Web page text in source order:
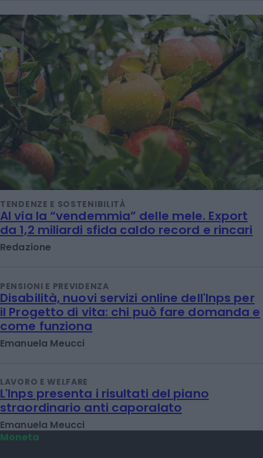
TENDENZE E SOSTENIBILITÀ
Al via la “vendemmia” delle mele. Export
da 1,2 miliardi sfida caldo record e rincari
Redazione
PENSIONI E PREVIDENZA
Disabilità, nuovi servizi online dell'Inps per
il Progetto di vita: chi può fare domanda e
come funziona
Emanuela Meucci
LAVORO E WELFARE
L'Inps presenta i risultati del piano
straordinario anti caporalato
Emanuela Meucci
Moneta